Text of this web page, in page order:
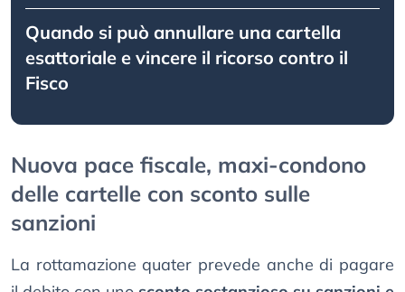
Quando si può annullare una cartella
esattoriale e vincere il ricorso contro il
Fisco
Nuova pace fiscale, maxi-condono
delle cartelle con sconto sulle
sanzioni
La rottamazione quater prevede anche di pagare